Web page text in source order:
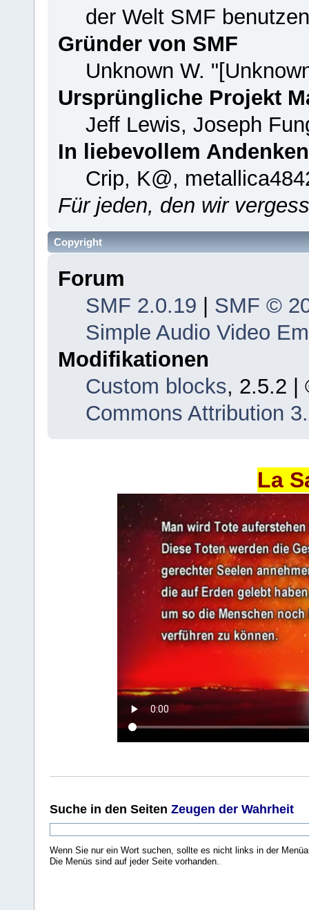
der Welt SMF
Gründer von SMF
Unknown W.
Ursprüngliche Projekt
Jeff Lewis, Joseph
In liebevollem
Crip, K@,
Für jeden, den wir
Copyright
Forum
SMF 2.0.19
SMF ©
Simple Audio Video
Modifikationen
Custom blocks, 2.5.2 |
Commons Attribution
La
Suche in den Seiten Zeugen der Wahrheit
Wenn Sie nur ein Wort suchen, sollte es nicht links in der
Die Menüs sind auf jeder Seite vorhanden..